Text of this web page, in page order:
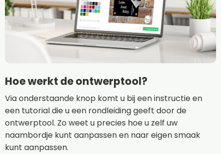
Hoe werkt de ontwerptool?
Via onderstaande knop komt u bij een instructie en
een tutorial die u een rondleiding geeft door de
ontwerptool. Zo weet u precies hoe u zelf uw
naambordje kunt aanpassen en naar eigen smaak
kunt aanpassen.